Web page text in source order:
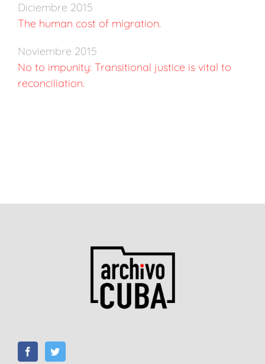
Diciembre 2015
The human cost of migration.
Noviembre 2015
No to impunity: Transitional justice is vital to
reconciliation.